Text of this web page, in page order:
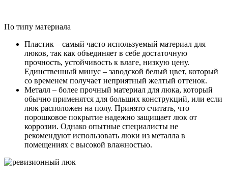
По типу материала
Пластик – самый часто используемый материал для
люков, так как объединяет в себе достаточную
прочность, устойчивость к влаге, низкую цену.
Единственный минус – заводской белый цвет, который
со временем получает неприятный желтый оттенок.
Металл – более прочный материал для люка, который
обычно применятся для больших конструкций, или если
люк расположен на полу. Принято считать, что
порошковое покрытие надежно защищает люк от
коррозии. Однако опытные специалисты не
рекомендуют использовать люки из металла в
помещениях с высокой влажностью.